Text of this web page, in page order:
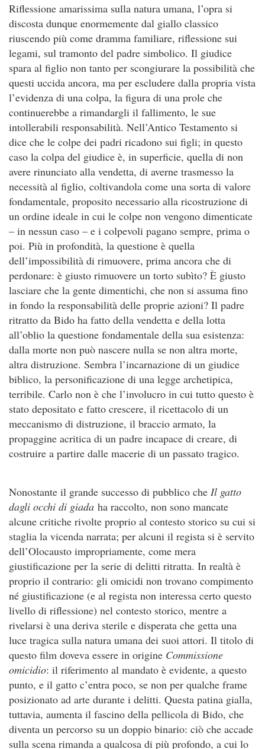
Riflessione amarissima sulla natura umana, l’opra si
discosta dunque enormemente dal giallo classico
riuscendo più come dramma familiare, riflessione sui
legami, sul tramonto del padre simbolico. Il giudice
spara al figlio non tanto per scongiurare la possibilità che
questi uccida ancora, ma per escludere dalla propria vista
l’evidenza di una colpa, la figura di una prole che
continuerebbe a rimandargli il fallimento, le sue
intollerabili responsabilità. Nell’Antico Testamento si
dice che le colpe dei padri ricadono sui figli; in questo
caso la colpa del giudice è, in superficie, quella di non
avere rinunciato alla vendetta, di averne trasmesso la
necessità al figlio, coltivandola come una sorta di valore
fondamentale, proposito necessario alla ricostruzione di
un ordine ideale in cui le colpe non vengono dimenticate
– in nessun caso – e i colpevoli pagano sempre, prima o
poi. Più in profondità, la questione è quella
dell’impossibilità di rimuovere, prima ancora che di
perdonare: è giusto rimuovere un torto subìto? È giusto
lasciare che la gente dimentichi, che non si assuma fino
in fondo la responsabilità delle proprie azioni? Il padre
ritratto da Bido ha fatto della vendetta e della lotta
all’oblio la questione fondamentale della sua esistenza:
dalla morte non può nascere nulla se non altra morte,
altra distruzione. Sembra l’incarnazione di un giudice
biblico, la personificazione di una legge archetipica,
terribile. Carlo non è che l’involucro in cui tutto questo è
stato depositato e fatto crescere, il ricettacolo di un
meccanismo di distruzione, il braccio armato, la
propaggine acritica di un padre incapace di creare, di
costruire a partire dalle macerie di un passato tragico.
Nonostante il grande successo di pubblico che Il gatto
dagli occhi di giada ha raccolto, non sono mancate
alcune critiche rivolte proprio al contesto storico su cui si
staglia la vicenda narrata; per alcuni il regista si è servito
dell’Olocausto impropriamente, come mera
giustificazione per la serie di delitti ritratta. In realtà è
proprio il contrario: gli omicidi non trovano compimento
né giustificazione (e al regista non interessa certo questo
livello di riflessione) nel contesto storico, mentre a
rivelarsi è una deriva sterile e disperata che getta una
luce tragica sulla natura umana dei suoi attori. Il titolo di
questo film doveva essere in origine Commissione
omicidio: il riferimento al mandato è evidente, a questo
punto, e il gatto c’entra poco, se non per qualche frame
posizionato ad arte durante i delitti. Questa patina gialla,
tuttavia, aumenta il fascino della pellicola di Bido, che
diventa un percorso su un doppio binario: ciò che accade
sulla scena rimanda a qualcosa di più profondo, a cui lo